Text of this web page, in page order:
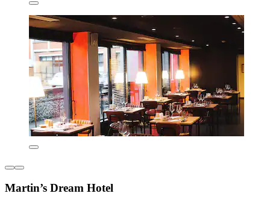
Martin’s Dream Hotel